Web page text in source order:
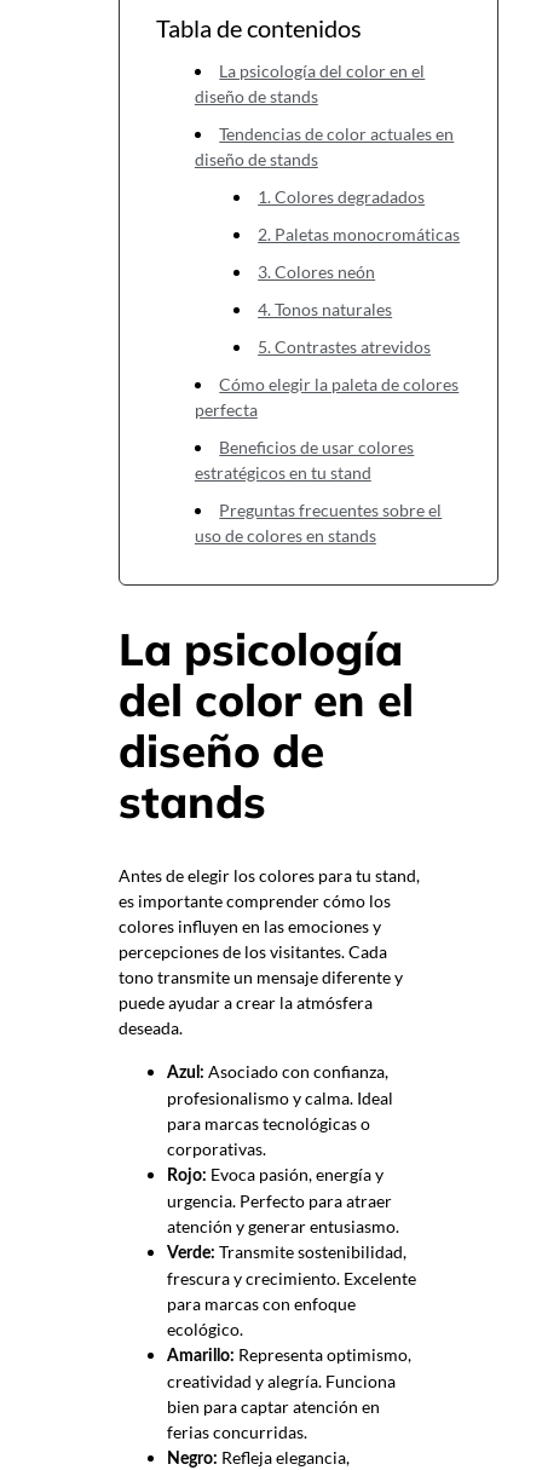
Tabla de contenidos
La psicología del color en el
diseño de stands
Tendencias de color actuales en
diseño de stands
1. Colores degradados
2. Paletas monocromáticas
3. Colores neón
4. Tonos naturales
5. Contrastes atrevidos
Cómo elegir la paleta de colores
perfecta
Beneficios de usar colores
estratégicos en tu stand
Preguntas frecuentes sobre el
uso de colores en stands
La psicología
del color en el
diseño de
stands
Antes de elegir los colores para tu stand,
es importante comprender cómo los
colores influyen en las emociones y
percepciones de los visitantes. Cada
tono transmite un mensaje diferente y
puede ayudar a crear la atmósfera
deseada.
Azul: Asociado con confianza,
profesionalismo y calma. Ideal
para marcas tecnológicas o
corporativas.
Rojo: Evoca pasión, energía y
urgencia. Perfecto para atraer
atención y generar entusiasmo.
Verde: Transmite sostenibilidad,
frescura y crecimiento. Excelente
para marcas con enfoque
ecológico.
Amarillo: Representa optimismo,
creatividad y alegría. Funciona
bien para captar atención en
ferias concurridas.
Negro: Refleja elegancia,